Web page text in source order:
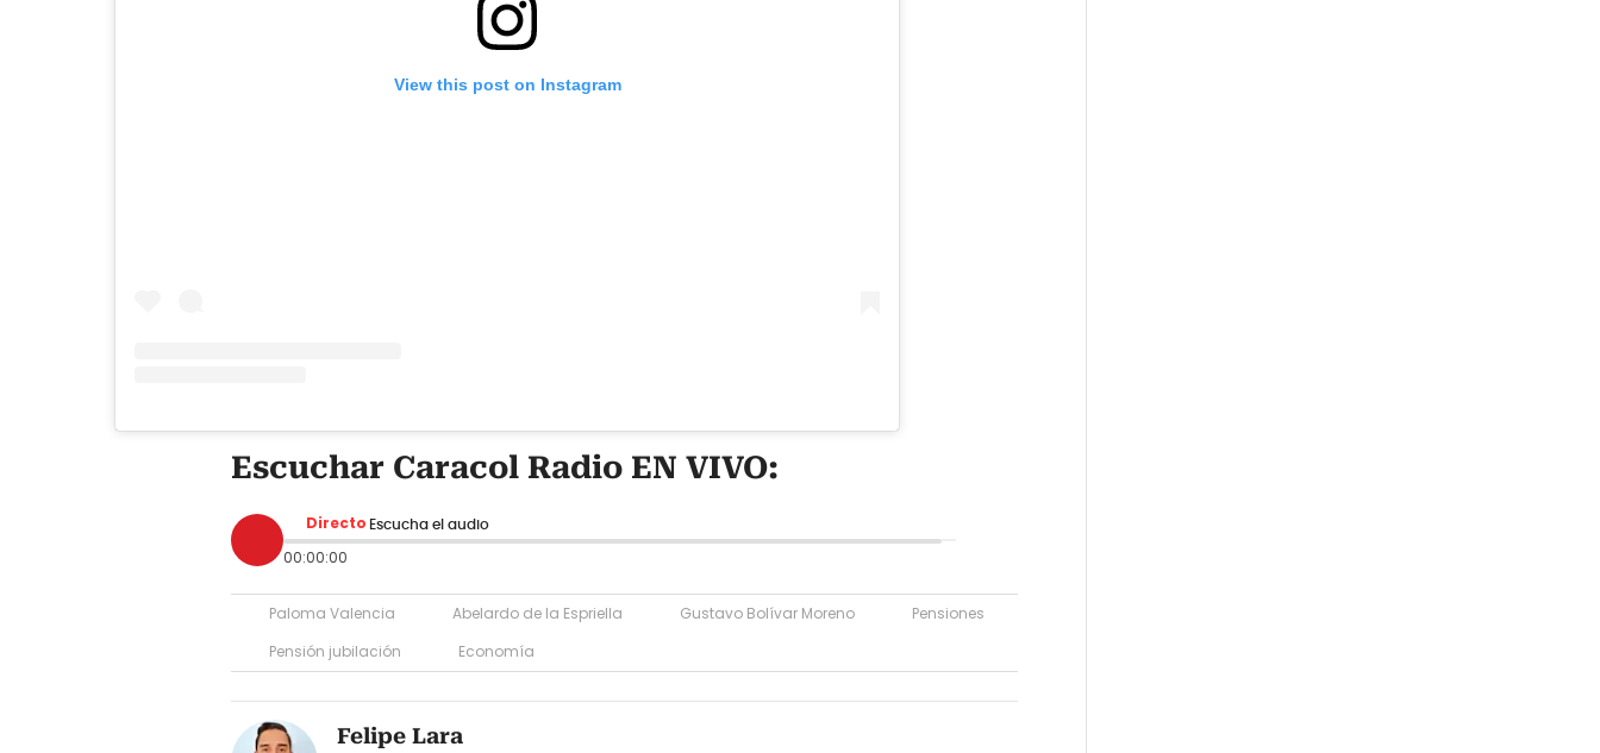
View this post on Instagram
Escuchar Caracol Radio EN VIVO:
Directo Escucha el audio
00:00:00
Paloma Valencia Abelardo de la Espriella Gustavo Bolívar Moreno
Pensiones
Pensión jubilación
Economía
Felipe Lara